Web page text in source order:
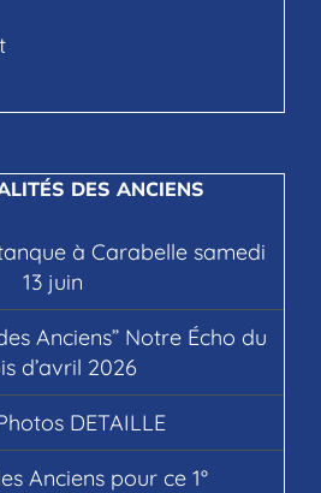
DES ANCIENS
à Carabelle samedi
13 juin
Anciens” Notre Écho du
d’avril 2026
DETAILLE
Anciens pour ce 1°